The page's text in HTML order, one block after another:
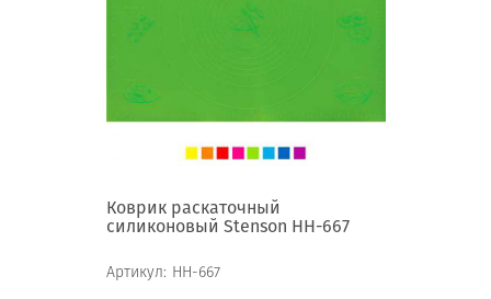
Коврик раскаточный
силиконовый Stenson HH-667
Артикул: HH-667